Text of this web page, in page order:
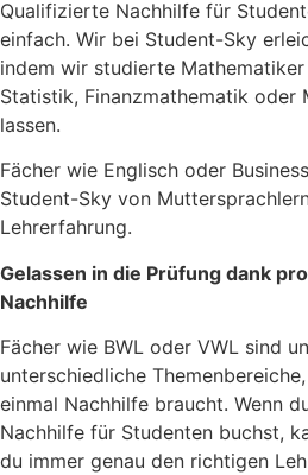
Qualifizierte Nachhilfe für
einfach. Wir bei Student-Sky
indem wir studierte
Statistik, Finanzmathematik oder
lassen.
Fächer wie Englisch oder
Student-Sky von
Lehrerfahrung.
Gelassen in die Prüfung dank
Nachhilfe
Fächer wie BWL oder VWL sind
unterschiedliche
einmal Nachhilfe braucht. Wenn
Nachhilfe für Studenten buchst,
du immer genau den richtigen